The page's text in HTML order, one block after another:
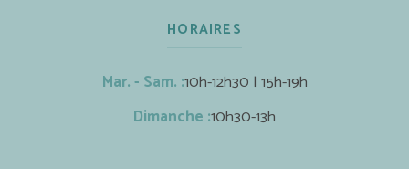
HORAIRES
Mar. - Sam. :10h-12h30 | 15h-19h
Dimanche :10h30-13h